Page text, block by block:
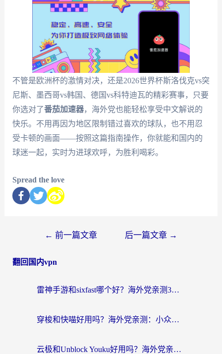
不管是欧洲杯的激情对决，还是2026世界杯斯洛伐克vs突
尼斯、墨西哥vs韩国、德国vs科特迪瓦的精彩赛事，只要
你选对了番茄加速器，海外党也能轻松享受中文解说的
快乐。不用再因为地区限制错过喜欢的球队，也不用忍
受卡顿的画面——按照这篇指南操作，你就能和国内的
球迷一起，实时为进球欢呼，为胜利喝彩。
Spread the love
← 前一篇文章 后一篇文章 →
翻回国内vpn
雷神手游和sixfast哪个好？海外党亲测3款回国加速器，教你选对不踩坑
穿梭和快喵好用吗？海外党亲测：小众加速器对比+番茄加速器深度体验
云极和Unblock Youku好用吗？海外党亲测+2026回国加速器避坑指南